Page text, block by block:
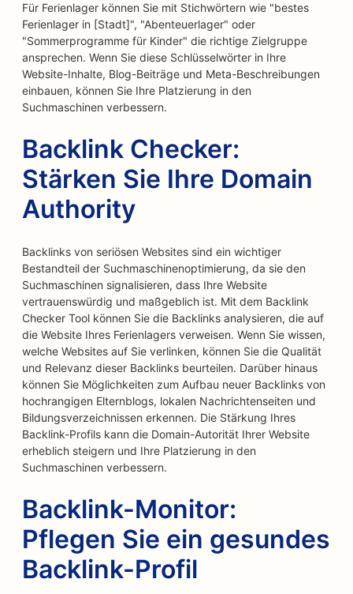
Für Ferienlager können Sie mit Stichwörtern wie "bestes
Ferienlager in [Stadt]", "Abenteuerlager" oder
"Sommerprogramme für Kinder" die richtige Zielgruppe
ansprechen. Wenn Sie diese Schlüsselwörter in Ihre
Website-Inhalte, Blog-Beiträge und Meta-Beschreibungen
einbauen, können Sie Ihre Platzierung in den
Suchmaschinen verbessern.
Backlink Checker:
Stärken Sie Ihre Domain
Authority
Backlinks von seriösen Websites sind ein wichtiger
Bestandteil der Suchmaschinenoptimierung, da sie den
Suchmaschinen signalisieren, dass Ihre Website
vertrauenswürdig und maßgeblich ist. Mit dem Backlink
Checker Tool können Sie die Backlinks analysieren, die auf
die Website Ihres Ferienlagers verweisen. Wenn Sie wissen,
welche Websites auf Sie verlinken, können Sie die Qualität
und Relevanz dieser Backlinks beurteilen. Darüber hinaus
können Sie Möglichkeiten zum Aufbau neuer Backlinks von
hochrangigen Elternblogs, lokalen Nachrichtenseiten und
Bildungsverzeichnissen erkennen. Die Stärkung Ihres
Backlink-Profils kann die Domain-Autorität Ihrer Website
erheblich steigern und Ihre Platzierung in den
Suchmaschinen verbessern.
Backlink-Monitor:
Pflegen Sie ein gesundes
Backlink-Profil